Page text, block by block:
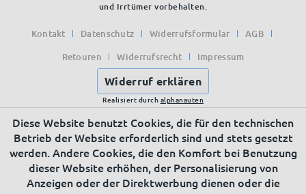
und Irrtümer vorbehalten.
Kontakt Datenschutz Widerrufsformular
AGB
Retouren
Widerrufsrecht Impressum
Widerruf erklären
Realisiert durch alphanauten
Diese Website benutzt Cookies, die für den technischen
Betrieb der Website erforderlich sind und stets gesetzt
werden. Andere Cookies, die den Komfort bei Benutzung
dieser Website erhöhen, der Personalisierung von
Anzeigen oder der Direktwerbung dienen oder die